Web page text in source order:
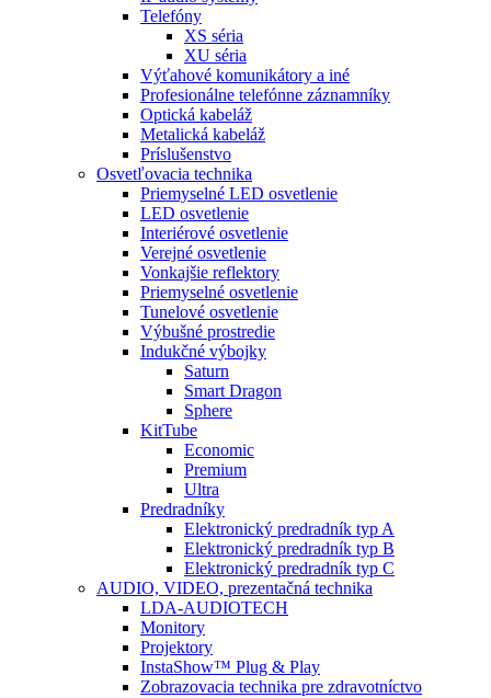
Telefóny
XS séria
XU séria
Výťahové komunikátory a iné
Profesionálne telefónne záznamníky
Optická kabeláž
Metalická kabeláž
Príslušenstvo
Osvetľovacia technika
Priemyselné LED osvetlenie
LED osvetlenie
Interiérové osvetlenie
Verejné osvetlenie
Vonkajšie reflektory
Priemyselné osvetlenie
Tunelové osvetlenie
Výbušné prostredie
Indukčné výbojky
Saturn
Smart Dragon
Sphere
KitTube
Economic
Premium
Ultra
Predradníky
Elektronický predradník typ A
Elektronický predradník typ B
Elektronický predradník typ C
AUDIO, VIDEO, prezentačná technika
LDA-AUDIOTECH
Monitory
Projektory
InstaShow™ Plug & Play
Zobrazovacia technika pre zdravotníctvo